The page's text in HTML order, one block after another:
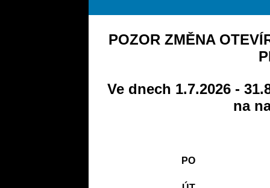
POZOR ZMĚNA
Ve dnech 1.7.2026 -
na
PO